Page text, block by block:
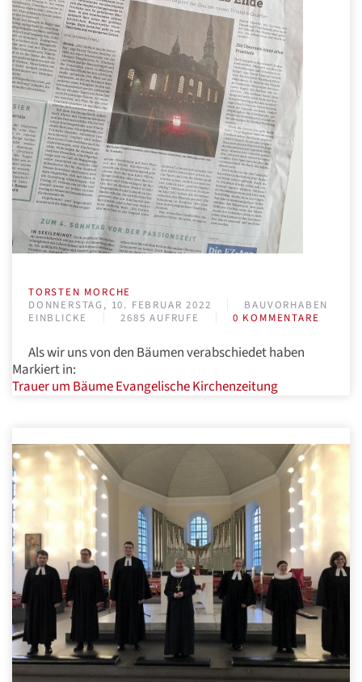
TORSTEN MORCHE
DONNERSTAG, 10. FEBRUAR 2022
BAUVORHABEN
EINBLICKE
2685 AUFRUFE 0 KOMMENTARE
Als wir uns von den Bäumen verabschiedet haben
Markiert in:
Trauer um BäumeEvangelische Kirchenzeitung